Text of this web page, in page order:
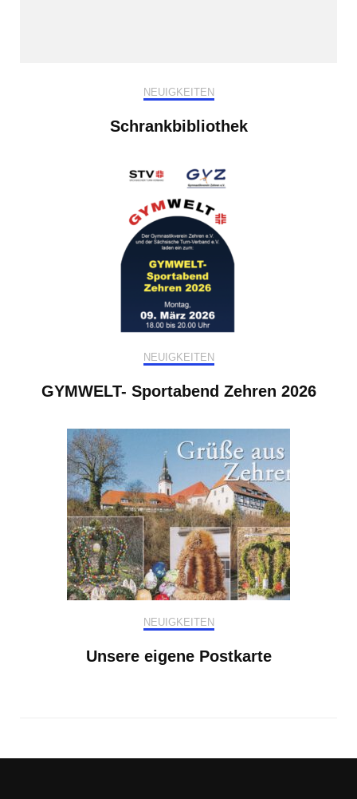
NEUIGKEITEN
Schrankbibliothek
NEUIGKEITEN
GYMWELT- Sportabend Zehren 2026
NEUIGKEITEN
Unsere eigene Postkarte